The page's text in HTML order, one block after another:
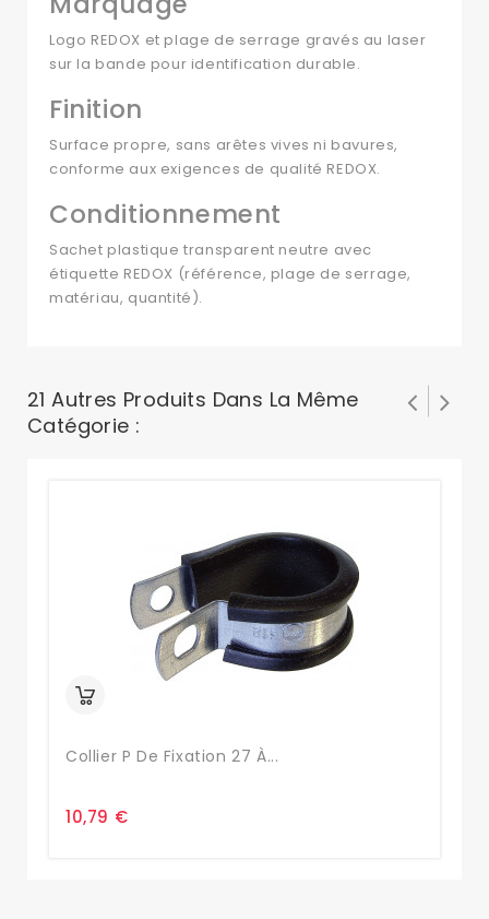
Logo REDOX et plage de serrage gravés au laser
sur la bande pour identification durable.
Finition
Surface propre, sans arêtes vives ni bavures,
conforme aux exigences de qualité REDOX.
Conditionnement
Sachet plastique transparent neutre avec
étiquette REDOX (référence, plage de serrage,
matériau, quantité).
21 Autres Produits Dans La Même
Catégorie :
Collier P De Fixation 27 À...
10,79 €